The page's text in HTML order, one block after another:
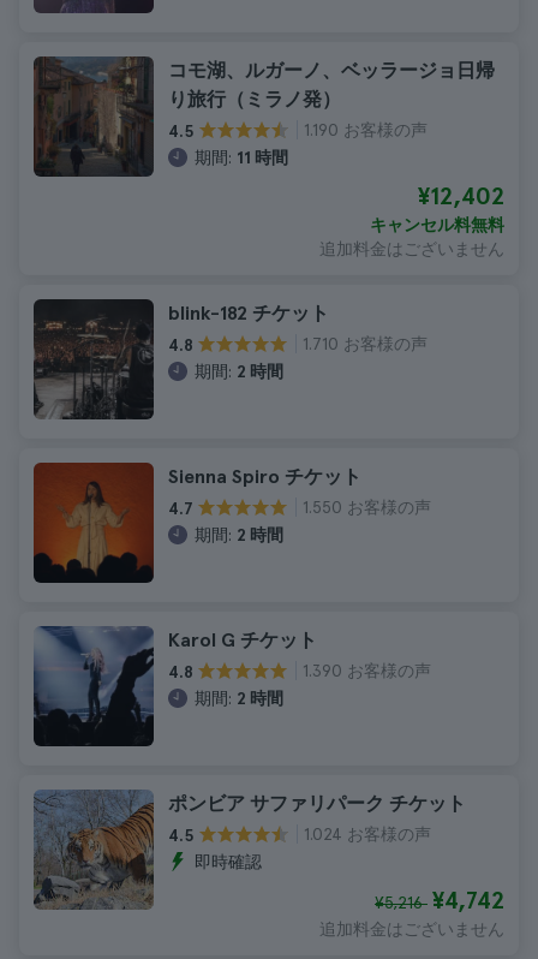
コモ湖、ルガーノ、ベッラージョ日帰
り旅行（ミラノ発）
4.5
1.190 お客様の声
期間: 11 時間
¥12,402
キャンセル料無料
追加料金はございません
blink-182 チケット
4.8
1.710 お客様の声
期間: 2 時間
Sienna Spiro チケット
4.7
1.550 お客様の声
期間: 2 時間
Karol G チケット
4.8
1.390 お客様の声
期間: 2 時間
ポンビア サファリパーク チケット
4.5
1.024 お客様の声
即時確認
¥5,216 ¥4,742
追加料金はございません